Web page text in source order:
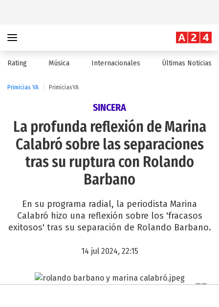
Rating Música Internacionales Últimas Noticias
Primicias YA PrimiciasYA
SINCERA
La profunda reflexión de Marina
Calabró sobre las separaciones
tras su ruptura con Rolando
Barbano
En su programa radial, la periodista Marina
Calabró hizo una reflexión sobre los 'fracasos
exitosos' tras su separación de Rolando Barbano.
14 jul 2024, 22:15